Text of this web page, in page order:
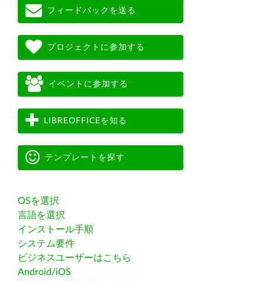
フィードバックを送る
プロジェクトに参加する
イベントに参加する
LIBREOFFICEを知る
テンプレートを探す
OSを選択
言語を選択
インストール手順
システム要件
ビジネスユーザーはこちら
Android/iOS